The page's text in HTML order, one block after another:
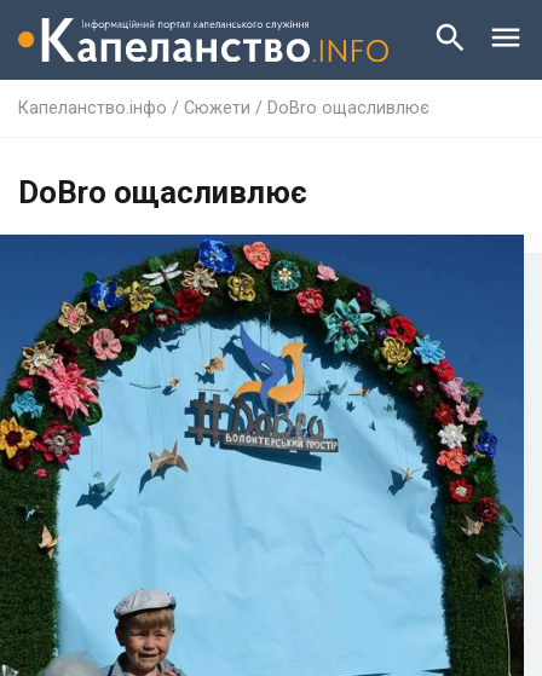
Капеланство.інфо / Сюжети / DoBro ощасливлює
DoBro ощасливлює